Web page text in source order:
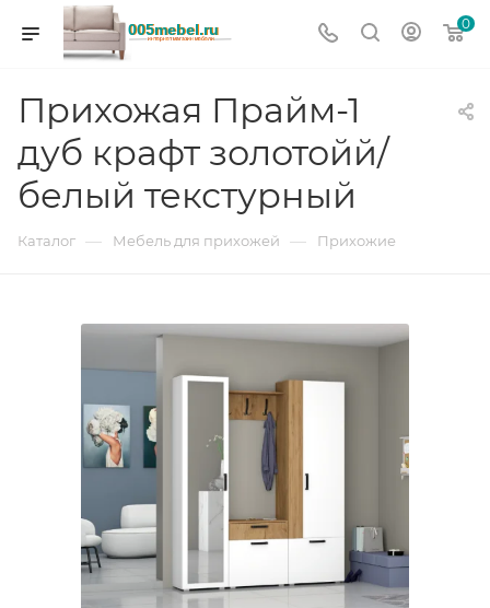
0
Прихожая Прайм-1
дуб крафт золотойй/
белый текстурный
Каталог — Мебель для прихожей — Прихожие